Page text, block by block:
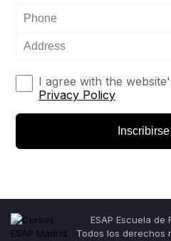
I agree with the
Privacy Policy
ESAP Escuela
Todos los derechos